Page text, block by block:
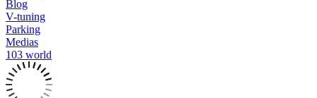
Blog
V-tuning
Parking
Medias
103 world